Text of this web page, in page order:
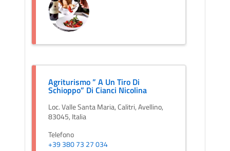
Agriturismo ” A Un Tiro Di
Schioppo” Di Cianci Nicolina
Loc. Valle Santa Maria, Calitri, Avellino,
83045, Italia
Telefono
+39 380 73 27 034